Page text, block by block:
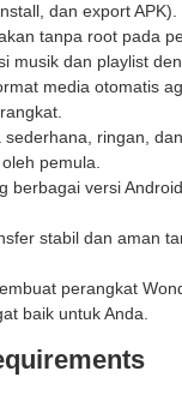
dan export APK).
tanpa root pada
musik dan playlist
media otomatis
sederhana, ringan,
pemula.
berbagai versi
stabil dan aman
perangkat
baik untuk Anda.